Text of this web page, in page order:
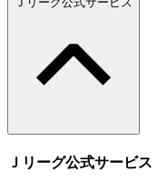
Ｊリーグ公式サービス